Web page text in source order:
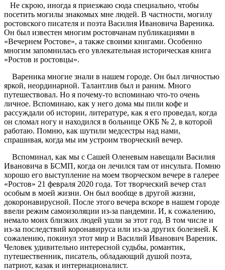
Не скрою, иногда я приезжаю сюда специально, чтобы
посетить могилы знакомых мне людей. В частности, могилу
ростовского писателя и поэта Василия Ивановича Вареника.
Он был известен многим ростовчанам публикациями в
«Вечернем Ростове», а также своими книгами. Особенно
многим запомнилась его увлекательная историческая книга
«Ростов и ростовцы».
Вареника многие знали в нашем городе. Он был личностью
яркой, неординарной. Талантлив был и раним. Много
путешествовал. Но я почему-то вспоминаю что-то очень
личное. Вспоминаю, как у него дома мы пили кофе и
рассуждали об истории, литературе, как я его проведал, когда
он сломал ногу и находился в больнице ОКБ № 2, в которой
работаю. Помню, как шутили медсестры над нами,
спрашивая, когда мы им устроим творческий вечер.
Вспоминал, как мы с Сашей Оленевым навещали Василия
Ивановича в БСМП, когда он лечился там от инсульта. Помню
хорошо его выступление на моем творческом вечере в галерее
«Ростов» 21 февраля 2020 года. Тот творческий вечер стал
особым в моей жизни. Он был вообще в другой жизни,
докоронавирусной. После этого вечера вскоре в нашем городе
ввели режим самоизоляции из-за пандемии. И, к сожалению,
немало моих близких людей ушли за этот год. В том числе и
из-за последствий коронавируса или из-за других болезней. К
сожалению, покинул этот мир и Василий Иванович Вареник.
Человек удивительно интересной судьбы, романтик,
путешественник, писатель, обладающий душой поэта,
патриот, казак и интернационалист.